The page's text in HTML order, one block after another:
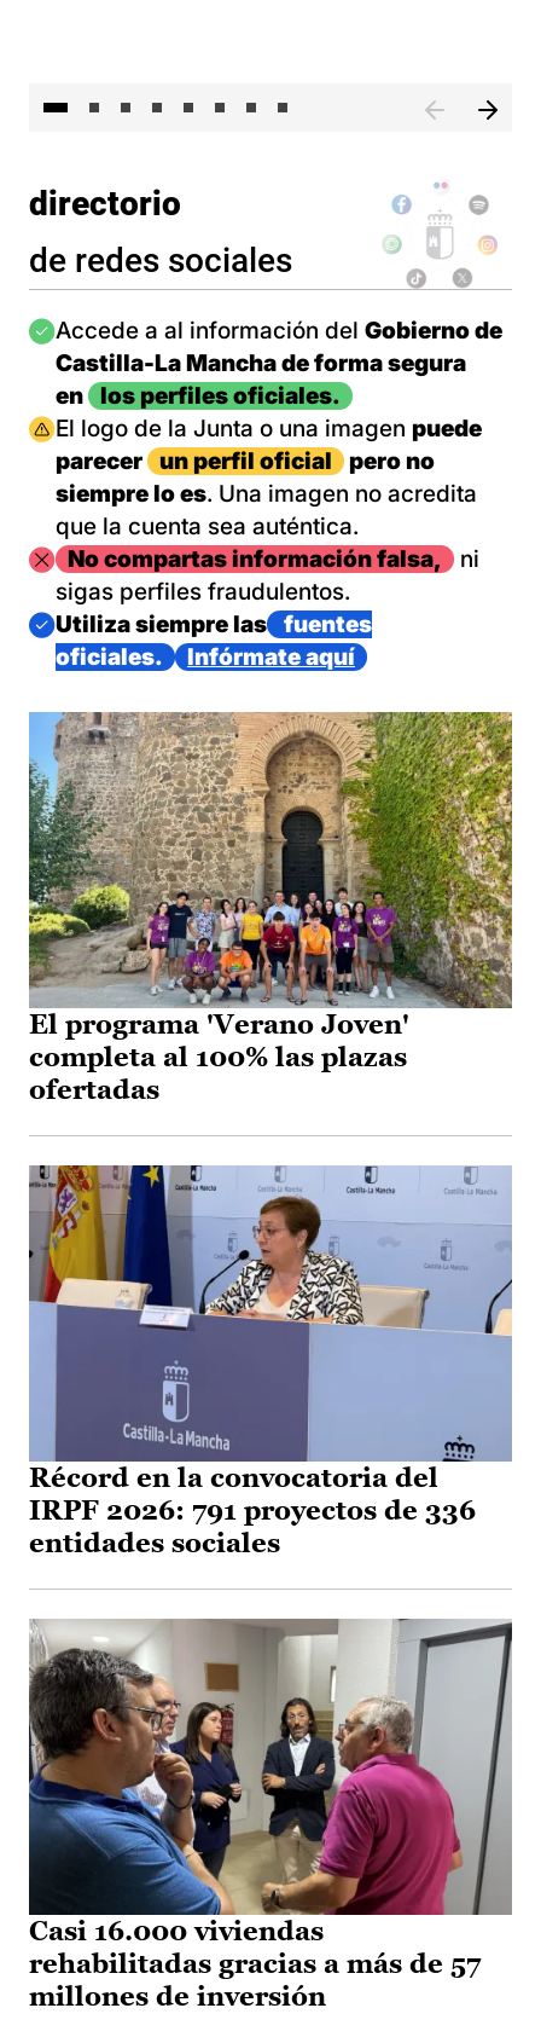
directorio
de redes sociales
Imagen
Accede a al información del Gobierno de
Castilla-La Mancha de forma segura
en
los perfiles oficiales.
Imagen
El logo de la Junta o una imagen puede
parecer
un perfil oficial
pero no
siempre lo es. Una imagen no acredita
que la cuenta sea auténtica.
ImagenNo compartas información falsa,
ni
sigas perfiles fraudulentos.
Imagen
Utiliza siempre las
fuentes
oficiales.
Infórmate aquí
El programa 'Verano Joven'
completa al 100% las plazas
ofertadas
Récord en la convocatoria del
IRPF 2026: 791 proyectos de 336
entidades sociales
Casi 16.000 viviendas
rehabilitadas gracias a más de 57
millones de inversión